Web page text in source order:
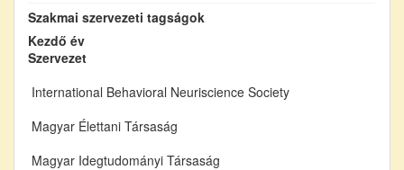
Szakmai szervezeti tagságok
Kezdő év
Szervezet
International Behavioral Neuriscience Society
Magyar Élettani Társaság
Magyar Idegtudományi Társaság